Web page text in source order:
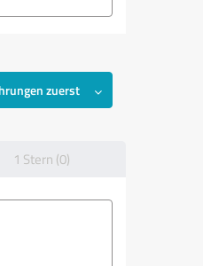
zuerst
1 Stern (0)